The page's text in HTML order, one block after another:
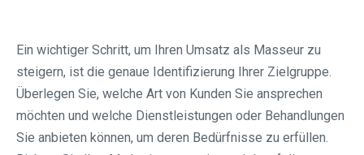
Ein wichtiger Schritt, um Ihren Umsatz als Masseur zu
steigern, ist die genaue Identifizierung Ihrer Zielgruppe.
Überlegen Sie, welche Art von Kunden Sie ansprechen
möchten und welche Dienstleistungen oder Behandlungen
Sie anbieten können, um deren Bedürfnisse zu erfüllen.